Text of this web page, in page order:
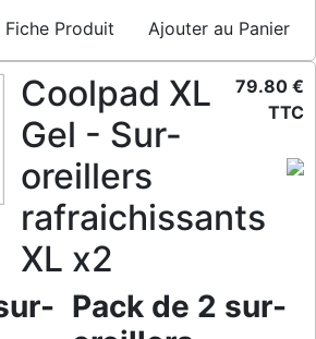
Fiche Produit Ajouter au Panier
Coolpad XL
Gel - Sur-
oreillers
rafraichissants
XL x2
Pack de 2 sur-
79.80 €
TTC